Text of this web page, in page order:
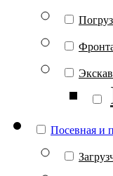
Посевная и